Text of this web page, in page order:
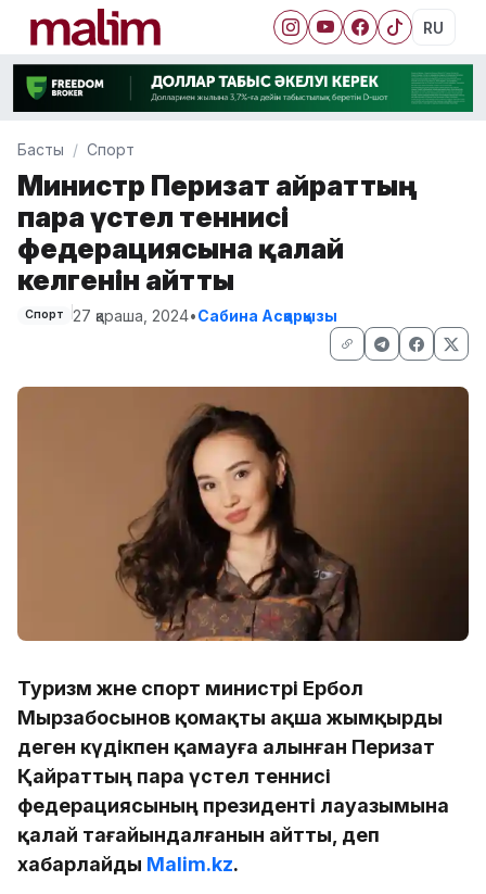
RU
Басты Спорт
Министр Перизат Қайраттың
пара үстел теннисі
федерациясына қалай
келгенін айтты
Спорт 27 қараша, 2024•Сабина Асқарқызы
Туризм және спорт министрі Ербол
Мырзабосынов қомақты ақша жымқырды
деген күдікпен қамауға алынған Перизат
Қайраттың пара үстел теннисі
федерациясының президенті лауазымына
қалай тағайындалғанын айтты, деп
хабарлайды Malim.kz.